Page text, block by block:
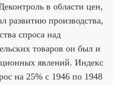
в области цен,
развитию производства,
спроса над
товаров он был и
явлений. Индекс
на 25% с 1946 по 1948